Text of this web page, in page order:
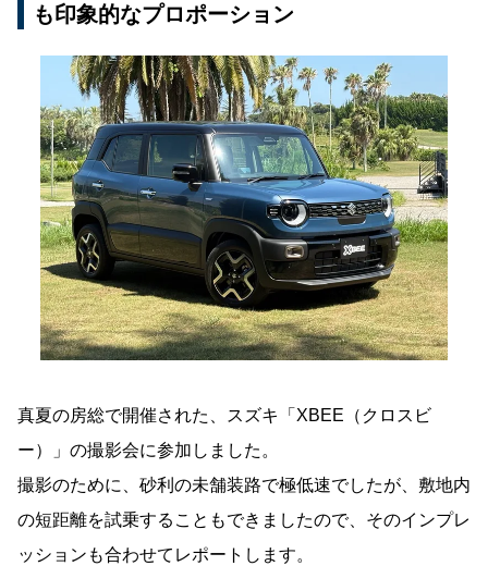
も印象的なプロポーション
真夏の房総で開催された、スズキ「XBEE（クロスビ
ー）」の撮影会に参加しました。
撮影のために、砂利の未舗装路で極低速でしたが、敷地内
の短距離を試乗することもできましたので、そのインプレ
ッションも合わせてレポートします。